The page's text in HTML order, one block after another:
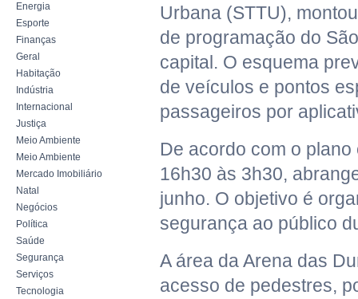
Energia
Esporte
Finanças
Geral
Habitação
Indústria
Internacional
Justiça
Meio Ambiente
Meio Ambiente
Mercado Imobiliário
Natal
Negócios
Política
Saúde
Segurança
Serviços
Tecnologia
Urbana (STTU),
de programação do
capital. O esquema
de veículos e pontos
passageiros por
De acordo com o
16h30 às 3h30,
junho. O objetivo é
segurança ao público
A área da Arena das
acesso de pedestres,